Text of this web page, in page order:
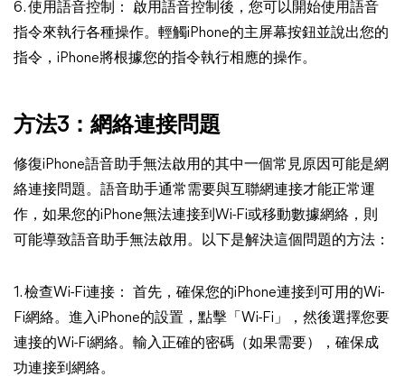
6. 使用語音控制： 啟用語音控制後，您可以開始使用語音
指令來執行各種操作。輕觸iPhone的主屏幕按鈕並說出您的
指令，iPhone將根據您的指令執行相應的操作。
方法3：網絡連接問題
修復iPhone語音助手無法啟用的其中一個常見原因可能是網
絡連接問題。語音助手通常需要與互聯網連接才能正常運
作，如果您的iPhone無法連接到Wi-Fi或移動數據網絡，則
可能導致語音助手無法啟用。以下是解決這個問題的方法：
1. 檢查Wi-Fi連接： 首先，確保您的iPhone連接到可用的Wi-
Fi網絡。進入iPhone的設置，點擊「Wi-Fi」，然後選擇您要
連接的Wi-Fi網絡。輸入正確的密碼（如果需要），確保成
功連接到網絡。